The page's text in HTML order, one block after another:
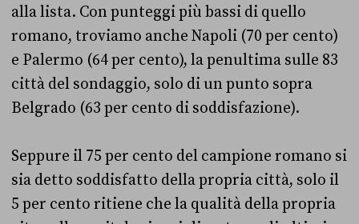
alla lista. Con punteggi più bassi di quello
romano, troviamo anche Napoli (70 per cento)
e Palermo (64 per cento), la penultima sulle 83
città del sondaggio, solo di un punto sopra
Belgrado (63 per cento di soddisfazione).
Seppure il 75 per cento del campione romano si
sia detto soddisfatto della propria città, solo il
5 per cento ritiene che la qualità della propria